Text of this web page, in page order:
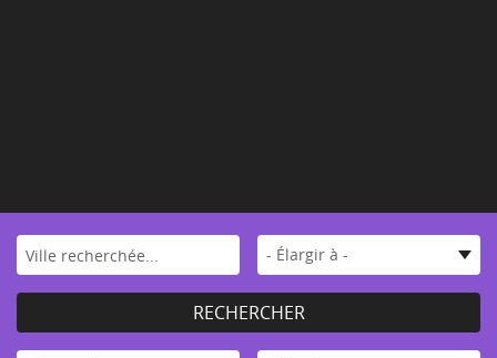
- Élargir à -
RECHERCHER